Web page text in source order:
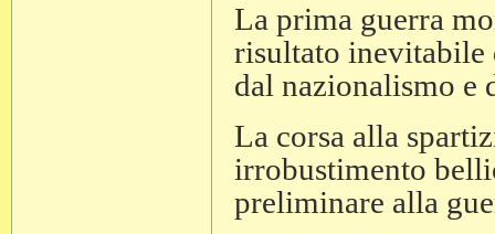
La prima guerra
risultato inevitabile
dal nazionalismo e
La corsa alla
irrobustimento
preliminare alla